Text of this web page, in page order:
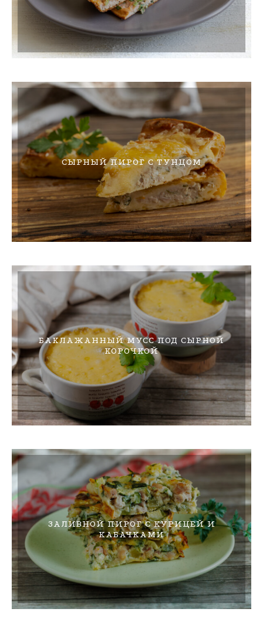
СЫРНЫЙ ПИРОГ С ТУНЦОМ
БАКЛАЖАННЫЙ МУСС ПОД СЫРНОЙ
КОРОЧКОЙ
ЗАЛИВНОЙ ПИРОГ С КУРИЦЕЙ И
КАБАЧКАМИ